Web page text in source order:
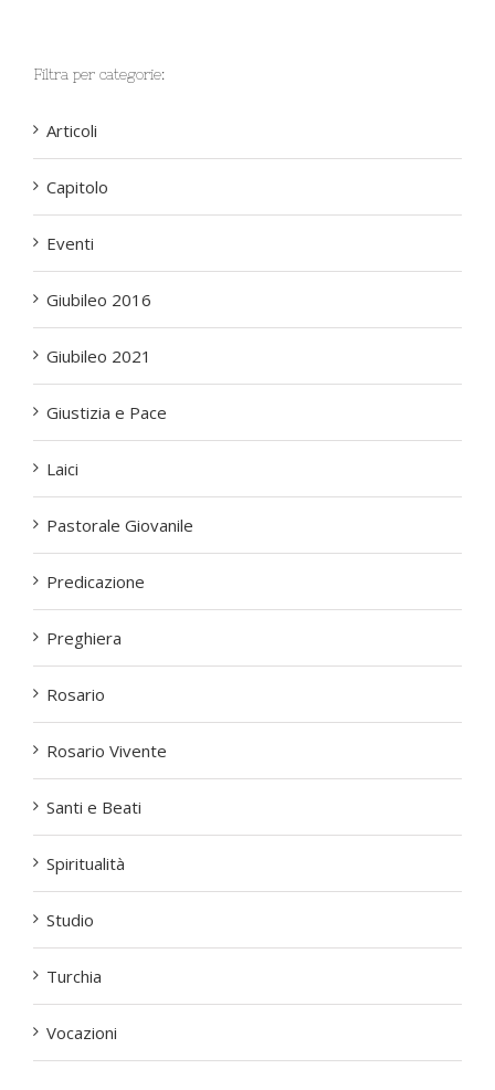
Filtra per categorie:
Articoli
Capitolo
Eventi
Giubileo 2016
Giubileo 2021
Giustizia e Pace
Laici
Pastorale Giovanile
Predicazione
Preghiera
Rosario
Rosario Vivente
Santi e Beati
Spiritualità
Studio
Turchia
Vocazioni